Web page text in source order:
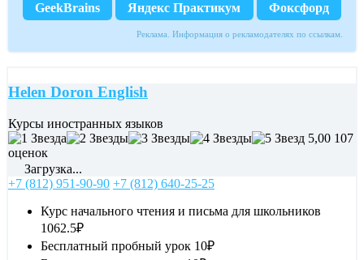
GeekBrains Яндекс Практикум Фоксфорд
Реклама. Информация о рекламодателях по ссылкам.
Helen Doron English
Курсы иностранных языков
5,00 107
оценок
Загрузка...
+7 (812) 951-90-90 +7 (812) 640-25-25
Курс начального чтения и письма для школьников
1062.5₽
Бесплатный пробный урок 10₽